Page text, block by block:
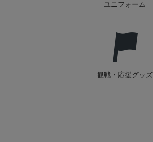
ユニフォーム
観戦・応援グッズ